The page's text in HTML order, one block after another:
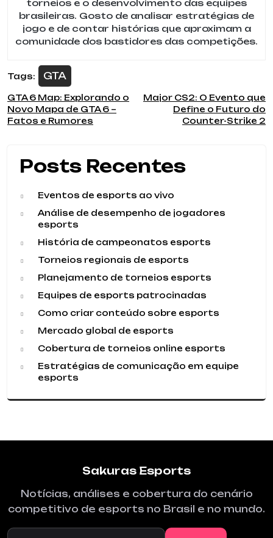
torneios e o desenvolvimento das equipes
brasileiras. Gosto de analisar estratégias de
jogo e de contar histórias que aproximam a
comunidade dos bastidores das competições.
Tags: GTA
Navegação
de
GTA 6 Map: Explorando o
Novo Mapa de GTA 6 –
Fatos e Rumores
Major CS2: O Evento que
Define o Futuro do
Counter-Strike 2
Posts Recentes
Eventos de esports ao vivo
Análise de desempenho de jogadores
esports
História de campeonatos esports
Torneios regionais de esports
Planejamento de torneios esports
Equipes de esports patrocinadas
Como criar conteúdo sobre esports
Mercado global de esports
Cobertura de torneios online esports
Estratégias de comunicação em equipe
esports
Sakuras Esports
Notícias, análises e cobertura do cenário
competitivo de esports no Brasil e no mundo.
Buscar no site